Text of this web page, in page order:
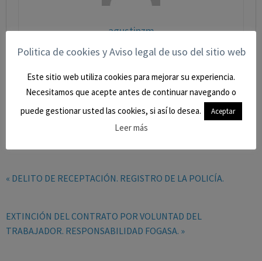
agustinzm
Comparte esto:
0
« DELITO DE RECEPTACIÓN. REGISTRO DE LA POLICÍA.
EXTINCIÓN DEL CONTRATO POR VOLUNTAD DEL
TRABAJADOR. RESPONSABILIDAD FOGASA. »
Politica de cookies y Aviso legal de uso del sitio web
Este sitio web utiliza cookies para mejorar su experiencia.
Necesitamos que acepte antes de continuar navegando o
puede gestionar usted las cookies, si así lo desea.
Aceptar
Leer más